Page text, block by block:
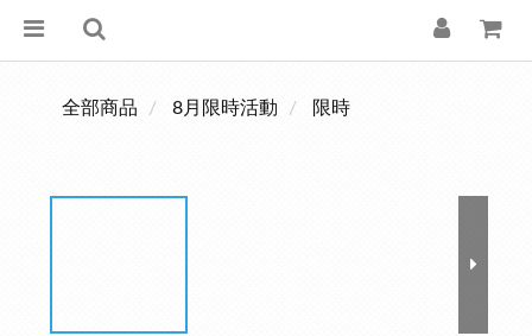
全部商品 8月限時活動 限時